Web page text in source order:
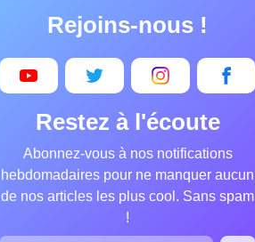
Rejoins-nous !
Restez à l'écoute
Abonnez-vous à nos notifications
hebdomadaires pour ne manquer aucun
de nos articles les plus cool. Sans spam
!